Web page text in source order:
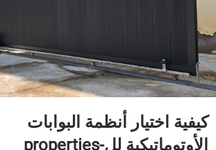
كيفية اختيار أنظمة البوابات
الأوتوماتيكية لل-properties